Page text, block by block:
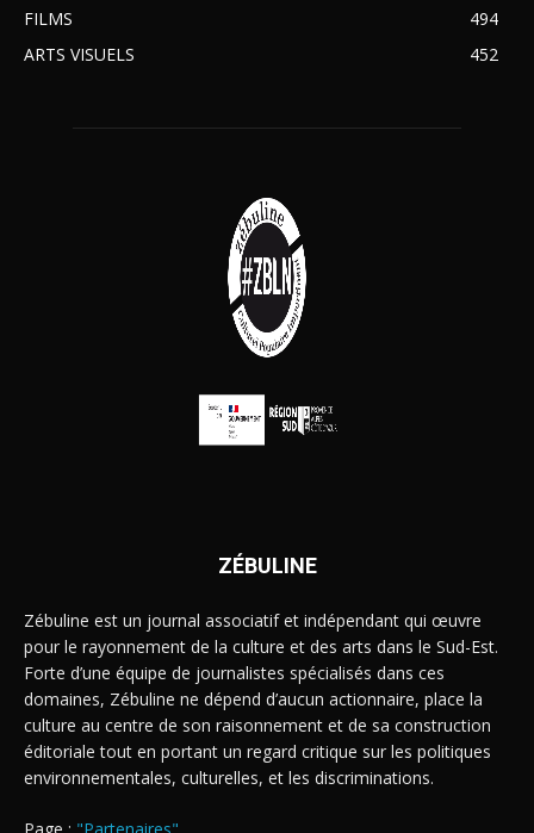
FILMS
494
ARTS VISUELS
452
ZÉBULINE
Zébuline est un journal associatif et indépendant qui œuvre
pour le rayonnement de la culture et des arts dans le Sud-Est.
Forte d’une équipe de journalistes spécialisés dans ces
domaines, Zébuline ne dépend d’aucun actionnaire, place la
culture au centre de son raisonnement et de sa construction
éditoriale tout en portant un regard critique sur les politiques
environnementales, culturelles, et les discriminations.